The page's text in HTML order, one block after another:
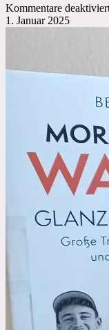
Kommentare
1. Januar 2025